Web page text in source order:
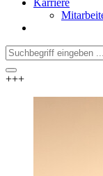
Karriere
+++